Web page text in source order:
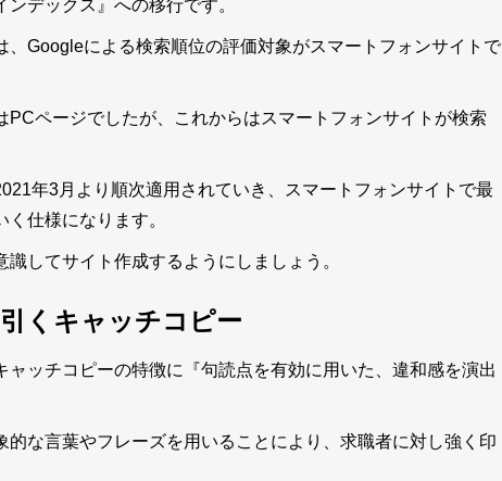
デックス』への移行です。
、Googleによる検索順位の評価対象がスマートフォンサイトで
PCページでしたが、これからはスマートフォンサイトが検索
年3月より順次適用されていき、スマートフォンサイトで最
仕様になります。
してサイト作成するようにしましょう。
くキャッチコピー
ッチコピーの特徴に『句読点を有効に用いた、違和感を演出
的な言葉やフレーズを用いることにより、求職者に対し強く印